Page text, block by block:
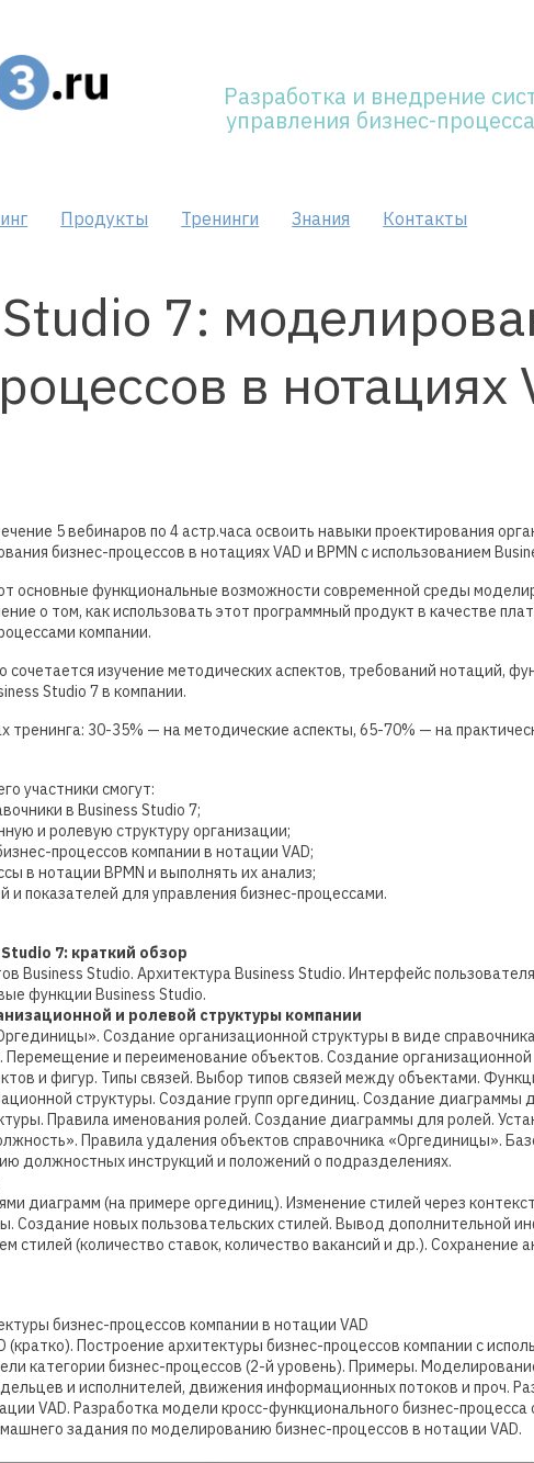
Разработка и внедрение
управления бизнес-
Продукты Тренинги Знания Контакты
7:
в нотациях
5 вебинаров по 4 астр.часа освоить навыки проектирования
бизнес-процессов в нотациях VAD и BPMN с использованием
основные функциональные возможности современной среды
о том, как использовать этот программный продукт в качестве
компании.
изучение методических аспектов, требований нотаций,
Studio 7 в компании.
тренинга: 30-35% — на методические аспекты, 65-70% — на
участники смогут:
в Business Studio 7;
и ролевую структуру организации;
процессов компании в нотации VAD;
в нотации BPMN и выполнять их анализ;
и показателей для управления бизнес-процессами.
7: краткий обзор
Business Studio. Архитектура Business Studio. Интерфейс
функции Business Studio.
и ролевой структуры компании
Создание организационной структуры в виде
и переименование объектов. Создание
и фигур. Типы связей. Выбор типов связей между объектами.
структуры. Создание групп оргединиц. Создание диаграммы
Правила именования ролей. Создание диаграммы для ролей.
Правила удаления объектов справочника «Оргединицы».
должностных инструкций и положений о подразделениях.
диаграмм (на примере оргединиц). Изменение стилей через
Создание новых пользовательских стилей. Вывод дополнительной
стилей (количество ставок, количество вакансий и др.). Сохранение
бизнес-процессов компании в нотации VAD
(кратко). Построение архитектуры бизнес-процессов компании с
категории бизнес-процессов (2-й уровень). Примеры.
и исполнителей, движения информационных потоков и проч.
VAD. Разработка модели кросс-функционального бизнес-процесса
задания по моделированию бизнес-процессов в нотации VAD.